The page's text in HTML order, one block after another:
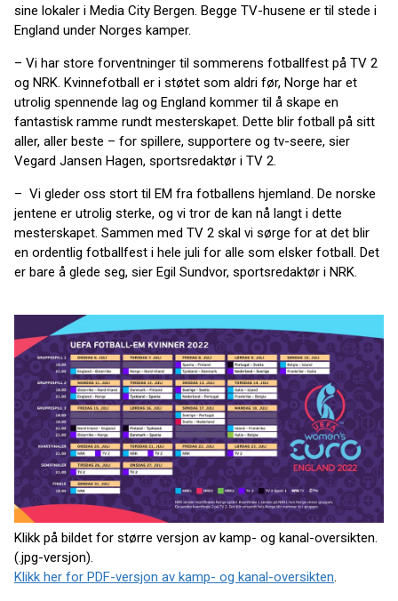
sine lokaler i Media City Bergen. Begge TV-husene er til stede i
England under Norges kamper.
– Vi har store forventninger til sommerens fotballfest på TV 2
og NRK. Kvinnefotball er i støtet som aldri før, Norge har et
utrolig spennende lag og England kommer til å skape en
fantastisk ramme rundt mesterskapet. Dette blir fotball på sitt
aller, aller beste – for spillere, supportere og tv-seere, sier
Vegard Jansen Hagen, sportsredaktør i TV 2.
– Vi gleder oss stort til EM fra fotballens hjemland. De norske
jentene er utrolig sterke, og vi tror de kan nå langt i dette
mesterskapet. Sammen med TV 2 skal vi sørge for at det blir
en ordentlig fotballfest i hele juli for alle som elsker fotball. Det
er bare å glede seg, sier Egil Sundvor, sportsredaktør i NRK.
Klikk på bildet for større versjon av kamp- og kanal-oversikten.
(.jpg-versjon).
Klikk her for PDF-versjon av kamp- og kanal-oversikten.